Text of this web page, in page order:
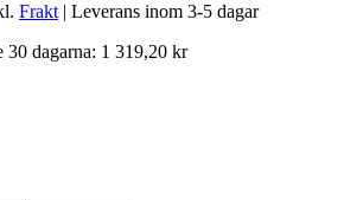
Frakt | Leverans inom 3-5 dagar
30 dagarna: 1 319,20 kr